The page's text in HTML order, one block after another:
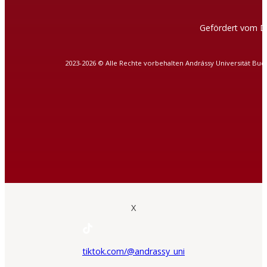
Gefördert vom
2023-2026 © Alle Rechte vorbehalten Andrássy Universität
X
tiktok.com/@andrassy_uni